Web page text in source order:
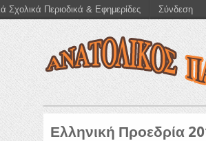
Ελληνική Προεδρία
Σχολικά Περιοδικά & Εφημερίδες Σύνδεση